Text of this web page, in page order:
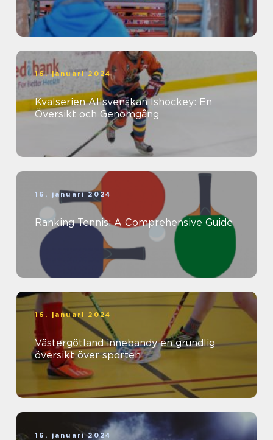
16. januari 2024
Kvalserien Allsvenskan Ishockey: En
Översikt och Genomgång
16. januari 2024
Ranking Tennis: A Comprehensive Guide
16. januari 2024
Västergötland innebandy en grundlig
översikt över sporten
16. januari 2024